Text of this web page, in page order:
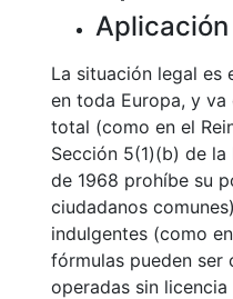
La situación legal es
en toda Europa, y
total (como en el
Sección 5(1)(b) de la
de 1968 prohíbe su
ciudadanos
indulgentes (como
fórmulas pueden ser
operadas sin